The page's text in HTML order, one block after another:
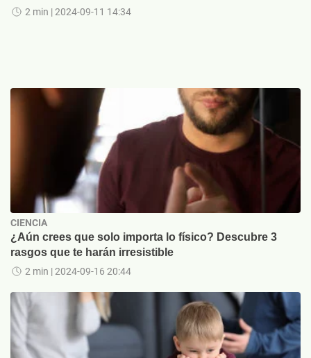
2 min | 2024-09-11 14:34
CIENCIA
¿Aún crees que solo importa lo físico? Descubre 3
rasgos que te harán irresistible
2 min | 2024-09-16 20:44